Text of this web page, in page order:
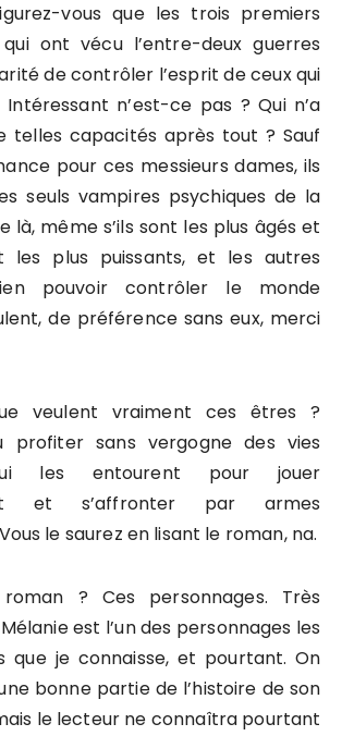
vous que les trois premiers
qui ont vécu l’entre-deux guerres
de contrôler l’esprit de ceux qui
n’est-ce pas ? Qui n’a
telles capacités après tout ? Sauf
pour ces messieurs dames, ils
seuls vampires psychiques de la
là, même s’ils sont les plus âgés et
les plus puissants, et les autres
pouvoir contrôler le monde
de préférence sans eux, merci
veulent vraiment ces êtres ?
profiter sans vergogne des vies
les entourent pour jouer
et s’affronter par armes
le saurez en lisant le roman, na.
? Ces personnages. Très
est l’un des personnages les
que je connaisse, et pourtant. On
bonne partie de l’histoire de son
le lecteur ne connaîtra pourtant